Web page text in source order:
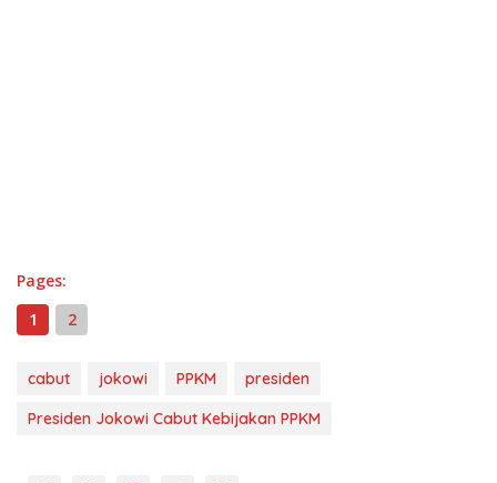
Pages:
1
2
cabut jokowi PPKM
presiden
Presiden Jokowi Cabut Kebijakan PPKM